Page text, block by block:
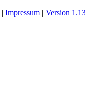
| Impressum | Version